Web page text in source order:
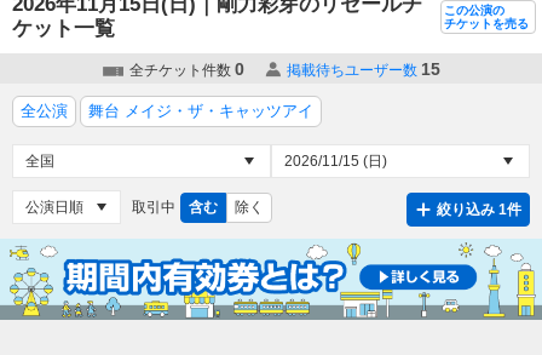
ケット一覧
この公演の
チケットを売る
全チケット件数 0 掲載待ちユーザー数 15
全公演 舞台 メイジ・ザ・キャッツアイ
取引中 含む 除く 絞り込み 1件